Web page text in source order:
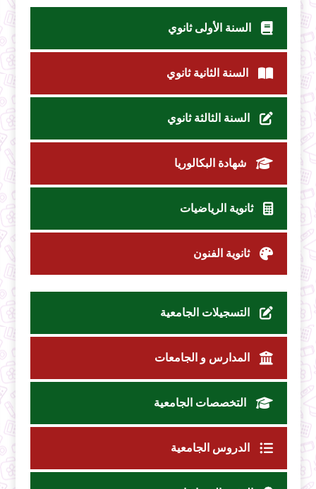
السنة الأولى ثانوي
السنة الثانية ثانوي
السنة الثالثة ثانوي
شهادة البكالوريا
ثانوية الرياضيات
ثانوية الفنون
التسجيلات الجامعية
المدارس و الجامعات
التخصصات الجامعية
الدروس الجامعية